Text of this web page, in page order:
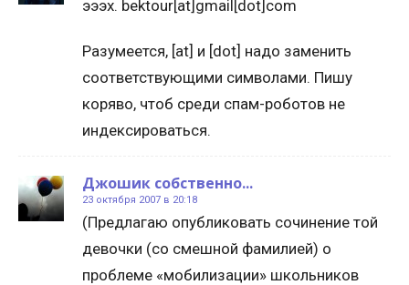
эээх. bektour[at]gmail[dot]com
Разумеется, [at] и [dot] надо заменить
соответствующими символами. Пишу
коряво, чтоб среди спам-роботов не
индексироваться.
Джошик собственно...
23 октября 2007 в 20:18
(Предлагаю опубликовать сочинение той
девочки (со смешной фамилией) о
проблеме «мобилизации» школьников